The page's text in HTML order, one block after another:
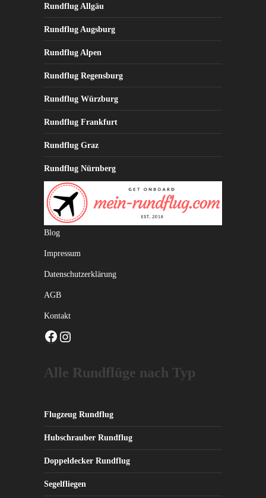
Rundflug Allgäu
Rundflug Augsburg
Rundflug Alpen
Rundflug Regensburg
Rundflug Würzburg
Rundflug Frankfurt
Rundflug Graz
Rundflug Nürnberg
Blog
Impressum
Datenschutzerklärung
AGB
Kontakt
Facebook
Alle Rundflüge nach Typ
Flugzeug Rundflug
Hubschrauber Rundflug
Doppeldecker Rundflug
Segelfliegen